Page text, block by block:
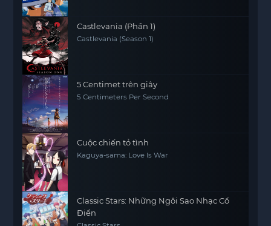
Castlevania (Phần 1)
Castlevania (Season 1)
5 Centimet trên giây
5 Centimeters Per Second
Cuộc chiến tỏ tình
Kaguya-sama: Love Is War
Classic Stars: Những Ngôi Sao Nhạc Cổ
Điển